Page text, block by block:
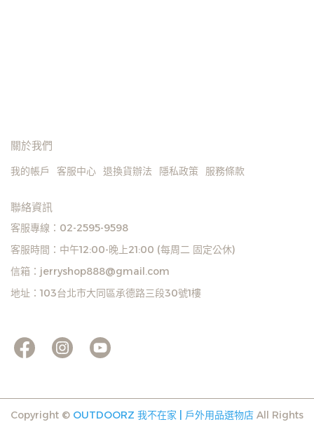
關於我們
我的帳戶 客服中心 退換貨辦法 隱私政策 服務條款
聯絡資訊
客服專線：02-2595-9598
客服時間：中午12:00-晚上21:00 (每周二 固定公休)
信箱：jerryshop888@gmail.com
地址：103台北市大同區承德路三段30號1樓
Copyright © OUTDOORZ 我不在家 | 戶外用品選物店 All Rights